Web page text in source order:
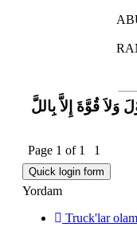
وَلاَ قُوَّةَ إِلاَّ بِاللَّ
Page 1 of 1 1
Yordam
Truck'lar